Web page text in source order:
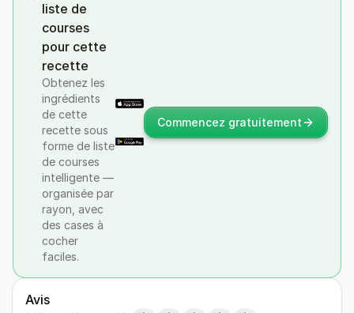
liste de
courses
pour cette
recette
Obtenez les
ingrédients
de cette
recette sous
forme de liste
de courses
intelligente —
organisée par
rayon, avec
des cases à
cocher
faciles.
Commencez gratuitement
Avis